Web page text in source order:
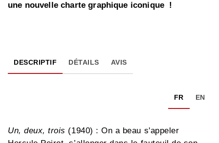
une nouvelle charte graphique iconique !
DESCRIPTIF DÉTAILS AVIS
FR EN
Un, deux, trois (1940) : On a beau s'appeler